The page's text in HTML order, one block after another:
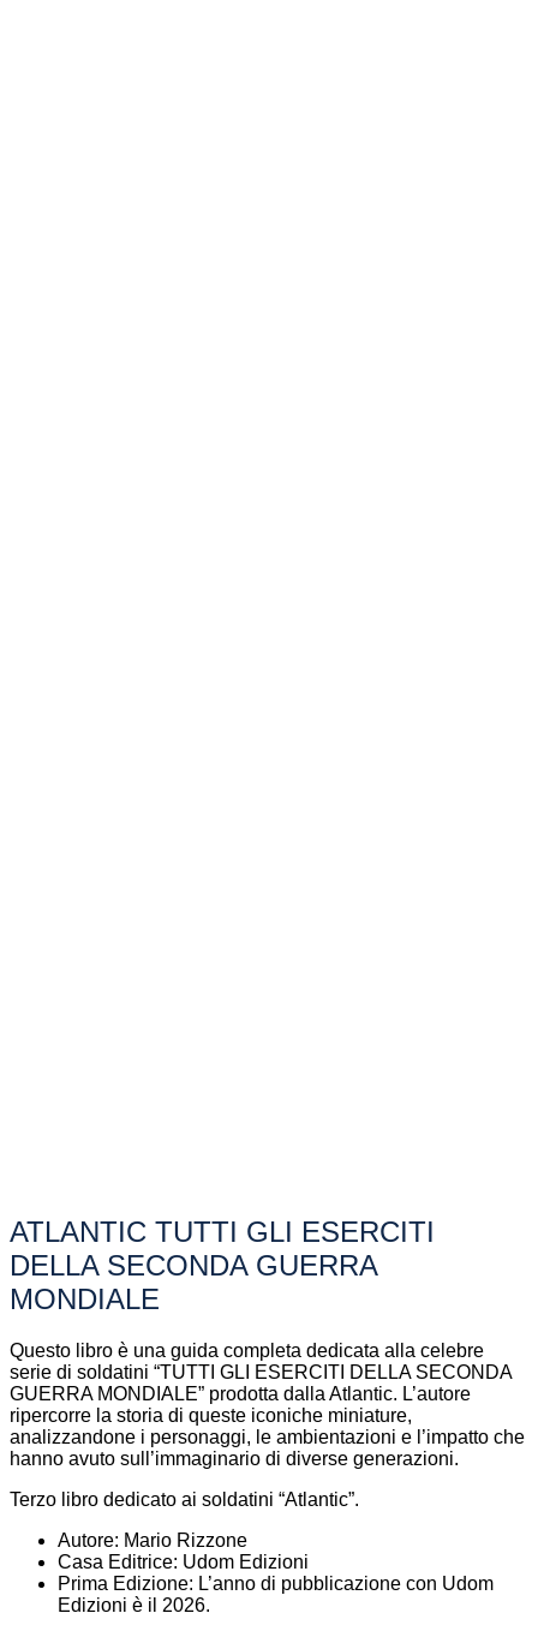
ATLANTIC TUTTI GLI ESERCITI
DELLA SECONDA GUERRA
MONDIALE
Questo libro è una guida completa dedicata alla celebre
serie di soldatini “TUTTI GLI ESERCITI DELLA SECONDA
GUERRA MONDIALE” prodotta dalla Atlantic. L’autore
ripercorre la storia di queste iconiche miniature,
analizzandone i personaggi, le ambientazioni e l’impatto che
hanno avuto sull’immaginario di diverse generazioni.
Terzo libro dedicato ai soldatini “Atlantic”.
Autore: Mario Rizzone
Casa Editrice: Udom Edizioni
Prima Edizione: L’anno di pubblicazione con Udom
Edizioni è il 2026.